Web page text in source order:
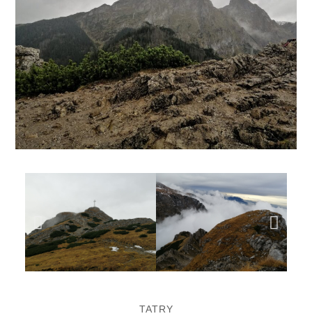
TATRY